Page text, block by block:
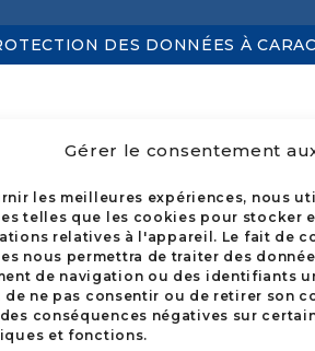
Gérer le consentement
les meilleures expériences, nous
telles que les cookies pour stocker
relatives à l'appareil. Le fait de
nous permettra de traiter des
de navigation ou des identifiants
de ne pas consentir ou de retirer son
conséquences négatives sur
et fonctions.
DES DONNÉES À